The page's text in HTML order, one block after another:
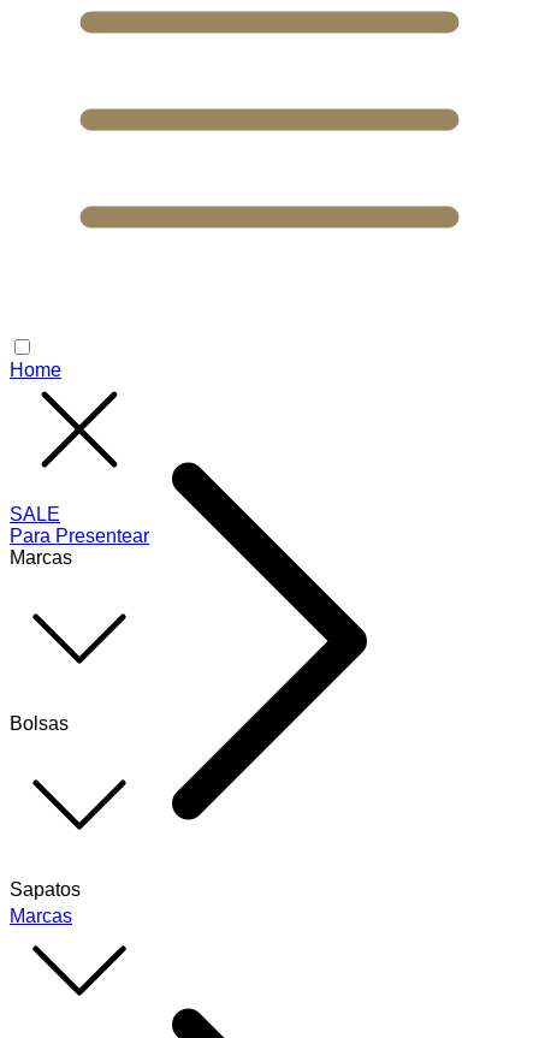
SALE
Para Presentear
Marcas
Bolsas
Sapatos
Home
Marcas